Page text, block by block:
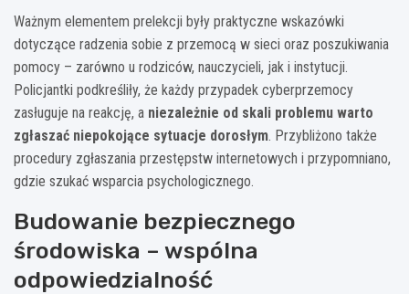
Ważnym elementem prelekcji były praktyczne wskazówki
dotyczące radzenia sobie z przemocą w sieci oraz poszukiwania
pomocy – zarówno u rodziców, nauczycieli, jak i instytucji.
Policjantki podkreśliły, że każdy przypadek cyberprzemocy
zasługuje na reakcję, a niezależnie od skali problemu warto
zgłaszać niepokojące sytuacje dorosłym. Przybliżono także
procedury zgłaszania przestępstw internetowych i przypomniano,
gdzie szukać wsparcia psychologicznego.
Budowanie bezpiecznego
środowiska – wspólna
odpowiedzialność